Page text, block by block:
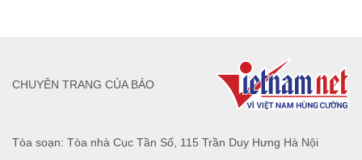
Tòa soạn: Tòa nhà Cục Tần Số, 115 Trần Duy Hưng Hà Nội
CHUYÊN TRANG CỦA BÁO